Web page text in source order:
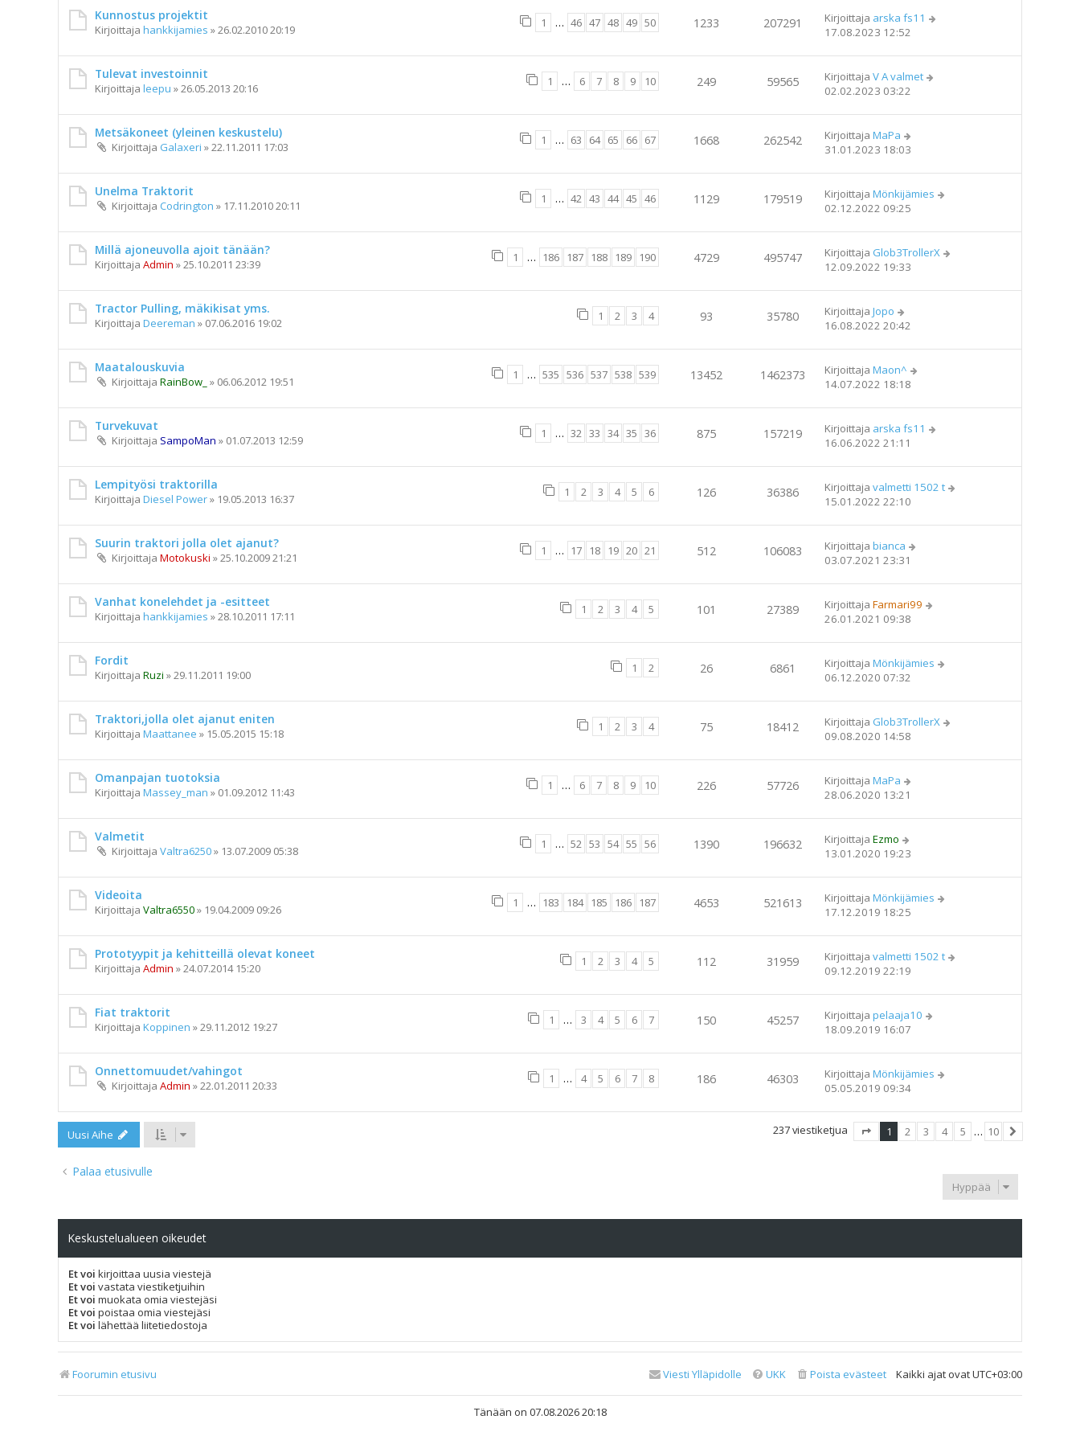
Kunnostus projektit
Kirjoittaja hankkijamies »26.02.2010 20:19 1 … 46 47 48 49 50 1233 207291 Kirjoittaja arska fs11
17.08.2023 12:52
Tulevat investoinnit
Kirjoittaja leepu »26.05.2013 20:16 1 … 6 7 8 9 10 249 59565 Kirjoittaja V A valmet
02.02.2023 03:22
Metsäkoneet (yleinen keskustelu)
Kirjoittaja Galaxeri »22.11.2011 17:03 1 … 63 64 65 66 67 1668 262542 Kirjoittaja MaPa
31.01.2023 18:03
Unelma Traktorit
Kirjoittaja Codrington » 17.11.2010 20:11 1 … 42 43 44 45 46 1129 179519 Kirjoittaja Mönkijämies
02.12.2022 09:25
Millä ajoneuvolla ajoit tänään?
Kirjoittaja Admin »25.10.2011 23:39 1 … 186 187 188 189 190 4729 495747 Kirjoittaja Glob3TrollerX
12.09.2022 19:33
Tractor Pulling, mäkikisat yms.
Kirjoittaja Deereman » 07.06.2016 19:02 1 2 3 4 93 35780 Kirjoittaja Jopo
16.08.2022 20:42
Maatalouskuvia
Kirjoittaja RainBow_ » 06.06.2012 19:51 1 … 535 536 537 538 539 13452 1462373 Kirjoittaja Maon^
14.07.2022 18:18
Turvekuvat
Kirjoittaja SampoMan » 01.07.2013 12:59 1 … 32 33 34 35 36 875 157219 Kirjoittaja arska fs11
16.06.2022 21:11
Lempityösi traktorilla
Kirjoittaja Diesel Power» 19.05.2013 16:37 1 2 3 4 5 6 126 36386 Kirjoittaja valmetti 1502 t
15.01.2022 22:10
Suurin traktori jolla olet ajanut?
Kirjoittaja Motokuski »25.10.2009 21:21 1 … 17 18 19 20 21 512 106083 Kirjoittaja bianca
03.07.2021 23:31
Vanhat konelehdet ja -esitteet
Kirjoittaja hankkijamies »28.10.2011 17:11 1 2 3 4 5 101 27389 Kirjoittaja Farmari99
26.01.2021 09:38
Fordit
Kirjoittaja Ruzi »29.11.2011 19:00 1 2 26 6861 Kirjoittaja Mönkijämies
06.12.2020 07:32
Traktori,jolla olet ajanut eniten
Kirjoittaja Maattanee » 15.05.2015 15:18 1 2 3 4 75 18412 Kirjoittaja Glob3TrollerX
09.08.2020 14:58
Omanpajan tuotoksia
Kirjoittaja Massey_man » 01.09.2012 11:43 1 … 6 7 8 9 10 226 57726 Kirjoittaja MaPa
28.06.2020 13:21
Valmetit
Kirjoittaja Valtra6250» 13.07.2009 05:38 1 … 52 53 54 55 56 1390 196632 Kirjoittaja Ezmo
13.01.2020 19:23
Videoita
Kirjoittaja Valtra6550» 19.04.2009 09:26 1 … 183 184 185 186 187 4653 521613 Kirjoittaja Mönkijämies
17.12.2019 18:25
Prototyypit ja kehitteillä olevat koneet
Kirjoittaja Admin »24.07.2014 15:20 1 2 3 4 5 112 31959 Kirjoittaja valmetti 1502 t
09.12.2019 22:19
Fiat traktorit
Kirjoittaja Koppinen »29.11.2012 19:27 1 … 3 4 5 6 7 150 45257 Kirjoittaja pelaaja10
18.09.2019 16:07
Onnettomuudet/vahingot
Kirjoittaja Admin »22.01.2011 20:33 1 … 4 5 6 7 8 186 46303 Kirjoittaja Mönkijämies
05.05.2019 09:34
Uusi Aihe
237 viestiketjua
1 2 3 4 5 … 10
Palaa etusivulle
Hyppää
Keskustelualueen oikeudet
Et voi kirjoittaa uusia viestejä
Et voi vastata viestiketjuihin
Et voi muokata omia viestejäsi
Et voi poistaa omia viestejäsi
Et voi lähettää liitetiedostoja
Foorumin etusivu Kaikki ajat ovatUTC+03:00
Poista evästeet
UKK
Viesti Ylläpidolle
Tänään on 07.08.2026 20:18